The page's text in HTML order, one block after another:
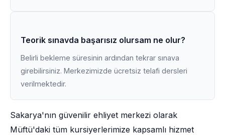
Teorik sınavda başarısız olursam ne olur?
Belirli bekleme süresinin ardından tekrar sınava
girebilirsiniz. Merkezimizde ücretsiz telafi dersleri
verilmektedir.
Sakarya'nın güvenilir ehliyet merkezi olarak
Müftü'daki tüm kursiyerlerimize kapsamlı hizmet